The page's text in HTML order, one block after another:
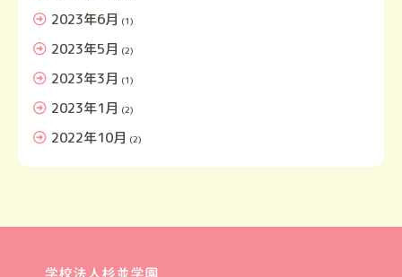
2023年6月 (1)
2023年5月 (2)
2023年3月 (1)
2023年1月 (2)
2022年10月 (2)